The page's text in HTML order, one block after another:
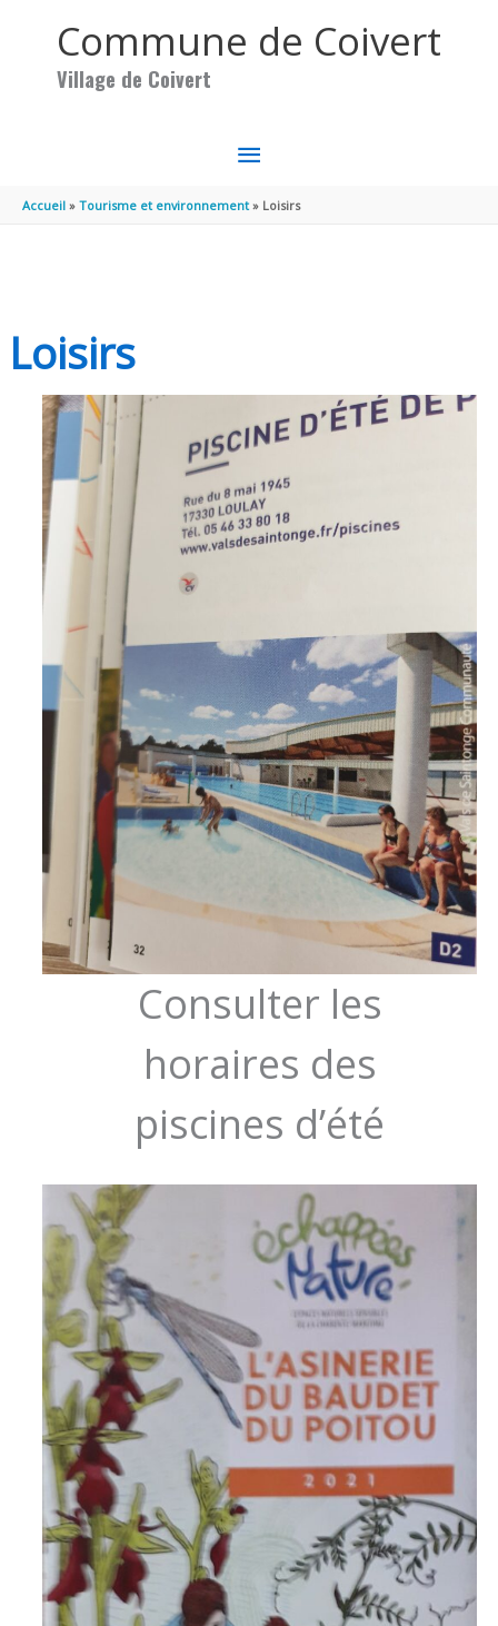
Commune de Coivert
Village de Coivert
MENU
PRINCIPAL
Accueil Tourisme et environnement Loisirs
Loisirs
Consulter les
horaires des
piscines d’été